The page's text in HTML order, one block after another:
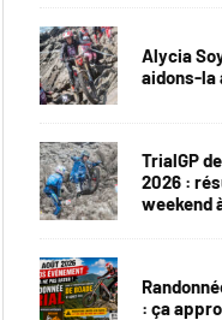
Alycia
aidons-la
TrialGP
2026 :
weekend
: ça